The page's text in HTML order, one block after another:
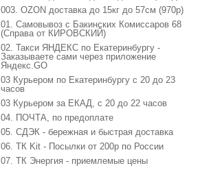
003. OZON доставка до 15кг до 57см (970р)
01. Самовывоз с Бакинских Комиссаров 68
(Справа от КИРОВСКИЙ)
02. Такси ЯНДЕКС по Екатеринбургу -
Заказываете сами через приложение
Яндекс.GO
03 Курьером по Екатеринбургу с 20 до 23
часов
03 Курьером за ЕКАД, с 20 до 22 часов
04. ПОЧТА, по предоплате
05. СДЭК - бережная и быстрая доставка
06. ТК Kit - Посылки от 200р по России
07. ТК Энергия - приемлемые цены